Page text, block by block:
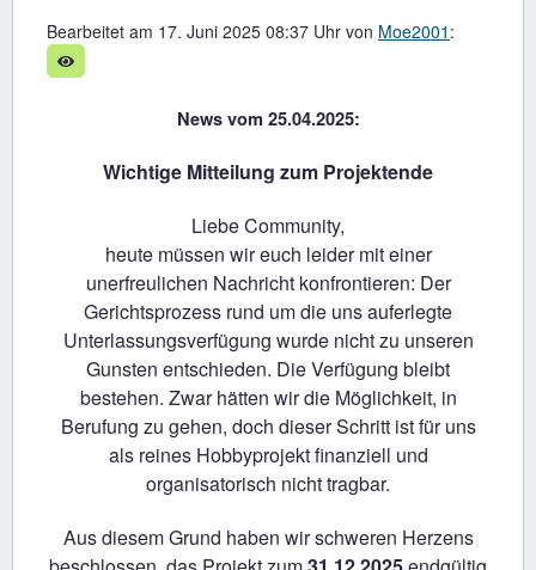
Bearbeitet am 17. Juni 2025 08:37 Uhr von Moe2001 :
News vom 25.04.2025:
Wichtige Mitteilung zum Projektende
Liebe Community,
heute müssen wir euch leider mit einer
unerfreulichen Nachricht konfrontieren: Der
Gerichtsprozess rund um die uns auferlegte
Unterlassungsverfügung wurde nicht zu unseren
Gunsten entschieden. Die Verfügung bleibt
bestehen. Zwar hätten wir die Möglichkeit, in
Berufung zu gehen, doch dieser Schritt ist für uns
als reines Hobbyprojekt finanziell und
organisatorisch nicht tragbar.
Aus diesem Grund haben wir schweren Herzens